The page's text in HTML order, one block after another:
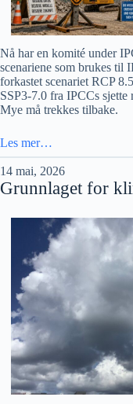
Nå har en komité under
scenariene som brukes til
forkastet scenariet RCP
SSP3-7.0 fra IPCCs
Mye må trekkes tilbake.
Les mer…
14 mai, 2026
Grunnlaget for